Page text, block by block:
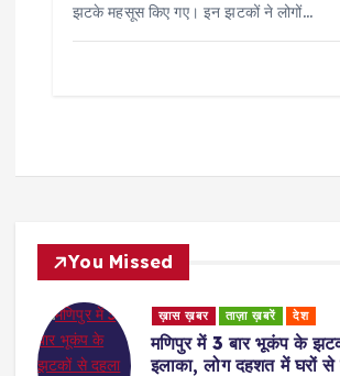
झटके महसूस किए गए। इन झटकों ने लोगों…
You Missed
ख़ास ख़बर ताज़ा ख़बरें देश
मणिपुर में 3 बार भूकंप के
इलाका, लोग दहशत में घरों से